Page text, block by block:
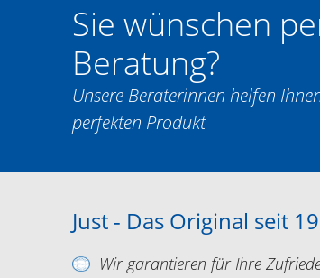
Sie wünschen
Beratung?
Unsere Beraterinnen helfen
perfekten Produkt
Just - Das Original seit
Wir garantieren für Ihre